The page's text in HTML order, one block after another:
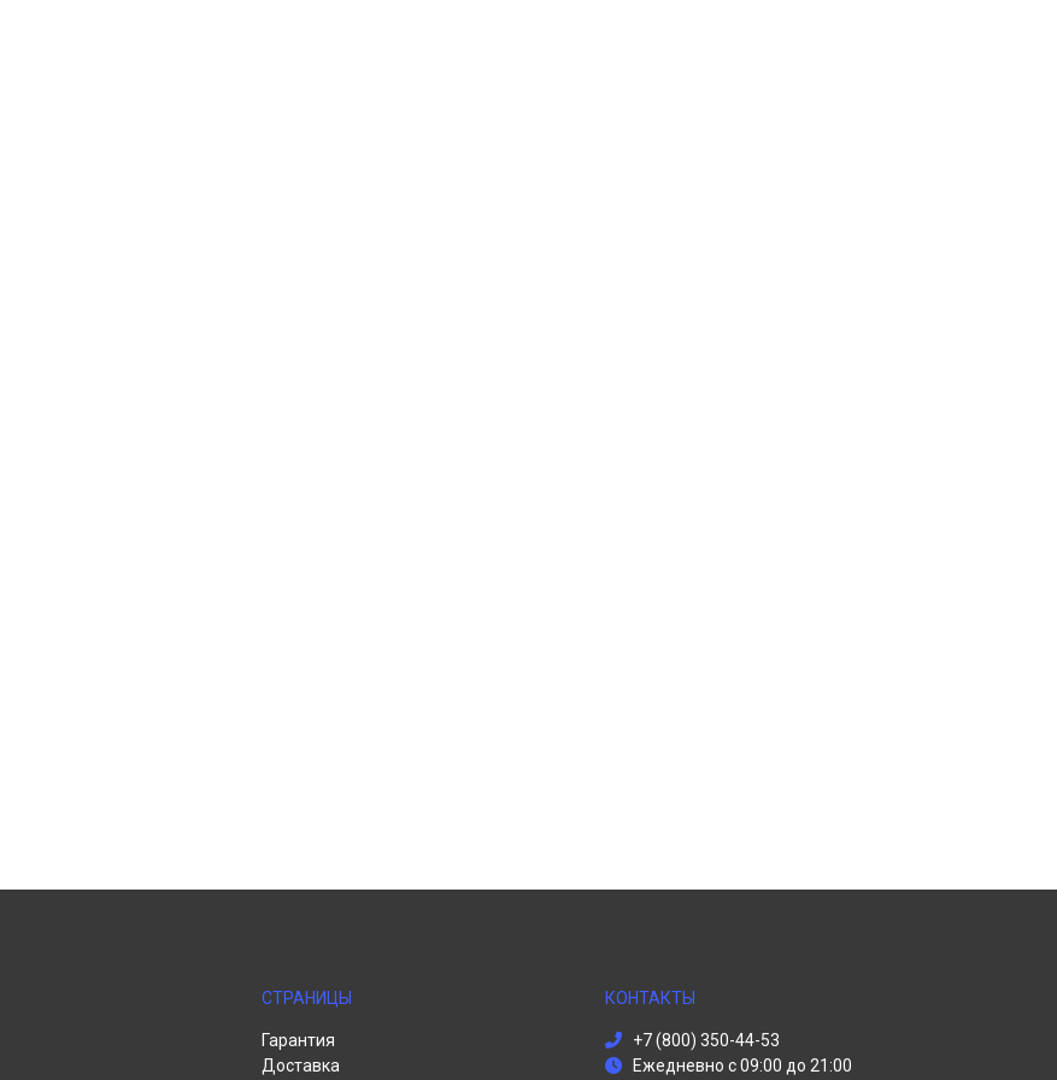
СТРАНИЦЫ
Гарантия
Доставка
КОНТАКТЫ
+7 (800) 350-44-53
Ежедневно с 09:00 до 21:00